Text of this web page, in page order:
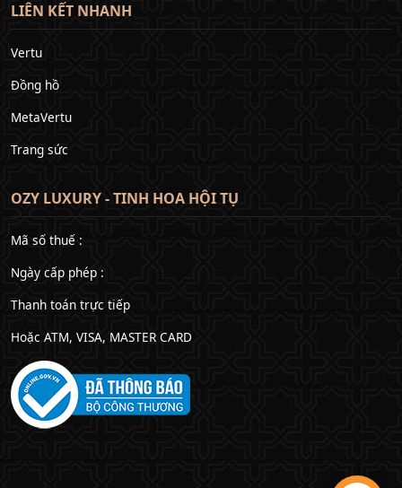
LIÊN KẾT NHANH
Vertu
Đồng hồ
MetaVertu
Trang sức
OZY LUXURY - TINH HOA HỘI TỤ
Mã số thuế :
Ngày cấp phép :
Thanh toán trực tiếp
Hoặc ATM, VISA, MASTER CARD